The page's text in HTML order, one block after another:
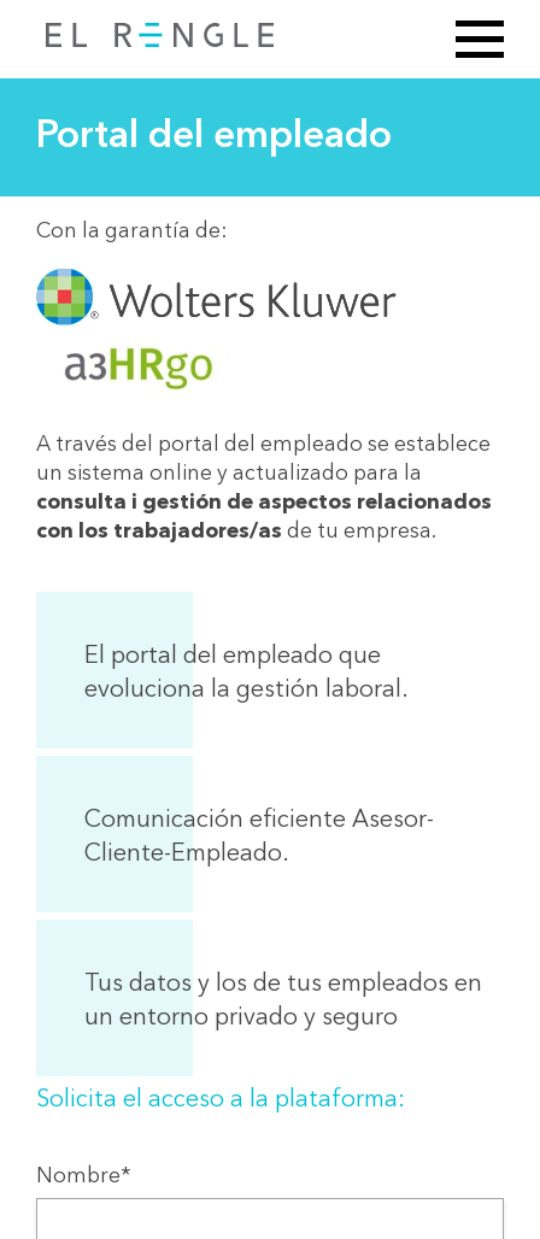
Portal del empleado
Con la garantía de:
A través del portal del empleado se establece
un sistema online y actualizado para la
consulta i gestión de aspectos relacionados
con los trabajadores/as de tu empresa.
El portal del empleado que
evoluciona la gestión laboral.
Comunicación eficiente Asesor-
Cliente-Empleado.
Tus datos y los de tus empleados en
un entorno privado y seguro
Solicita el acceso a la plataforma:
Nombre*